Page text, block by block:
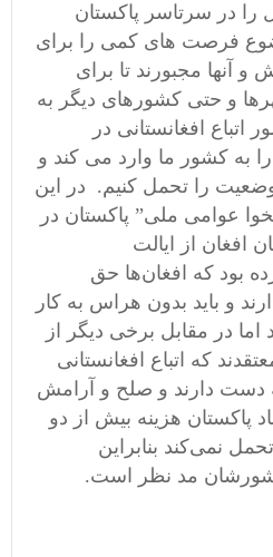
را در سرتاسر پاکستان
فرصت های کمی را برای
و آنها مجبورند تا برای
و حتی کشورهای دیگر به
افغانستانی در
را به کشور ما وارد می کند و
وضعیت را تحمل کنیم. در این
عوامی ملی” پاکستان در
افغان از ایالت
بود که افغان‌ها حق
و باید بدون هراس به کار
اما در مقابل برخی دیگر از
که اتباع افغانستانی
دست دارند و صلح و آرامش
پاکستان هزینه بیش از دو
نمی‌کند بنابراین
مد نظر است.